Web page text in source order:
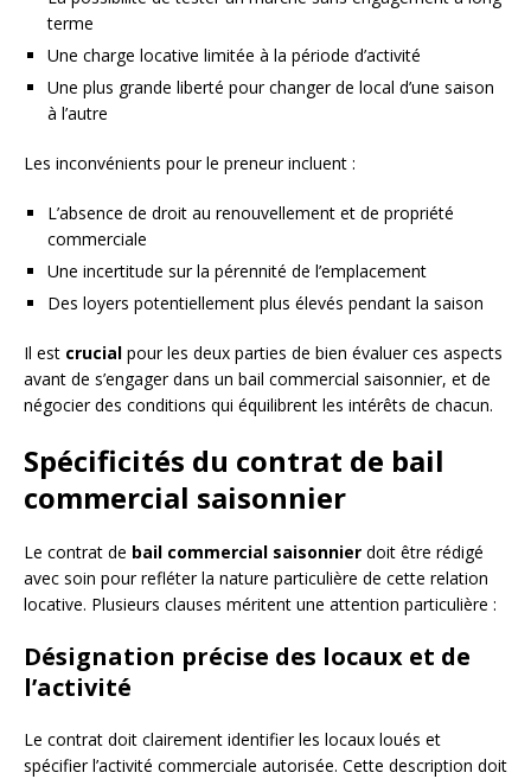
terme
Une charge locative limitée à la période d’activité
Une plus grande liberté pour changer de local d’une saison
à l’autre
Les inconvénients pour le preneur incluent :
L’absence de droit au renouvellement et de propriété
commerciale
Une incertitude sur la pérennité de l’emplacement
Des loyers potentiellement plus élevés pendant la saison
Il est crucial pour les deux parties de bien évaluer ces aspects
avant de s’engager dans un bail commercial saisonnier, et de
négocier des conditions qui équilibrent les intérêts de chacun.
Spécificités du contrat de bail
commercial saisonnier
Le contrat de bail commercial saisonnier doit être rédigé
avec soin pour refléter la nature particulière de cette relation
locative. Plusieurs clauses méritent une attention particulière :
Désignation précise des locaux et de
l’activité
Le contrat doit clairement identifier les locaux loués et
spécifier l’activité commerciale autorisée. Cette description doit